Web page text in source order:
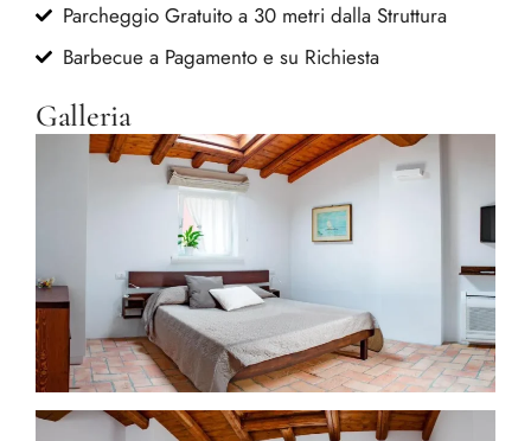
Parcheggio Gratuito a 30 metri dalla Struttura
Barbecue a Pagamento e su Richiesta
Galleria